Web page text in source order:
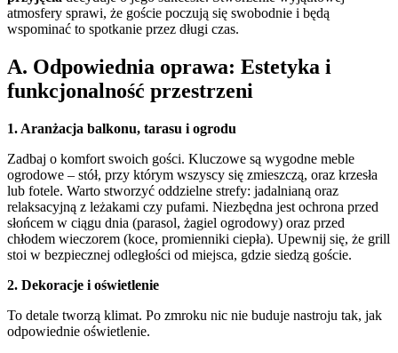
atmosfery sprawi, że goście poczują się swobodnie i będą
wspominać to spotkanie przez długi czas.
A. Odpowiednia oprawa: Estetyka i
funkcjonalność przestrzeni
1. Aranżacja balkonu, tarasu i ogrodu
Zadbaj o komfort swoich gości. Kluczowe są wygodne meble
ogrodowe – stół, przy którym wszyscy się zmieszczą, oraz krzesła
lub fotele. Warto stworzyć oddzielne strefy: jadalnianą oraz
relaksacyjną z leżakami czy pufami. Niezbędna jest ochrona przed
słońcem w ciągu dnia (parasol, żagiel ogrodowy) oraz przed
chłodem wieczorem (koce, promienniki ciepła). Upewnij się, że grill
stoi w bezpiecznej odległości od miejsca, gdzie siedzą goście.
2. Dekoracje i oświetlenie
To detale tworzą klimat. Po zmroku nic nie buduje nastroju tak, jak
odpowiednie oświetlenie.